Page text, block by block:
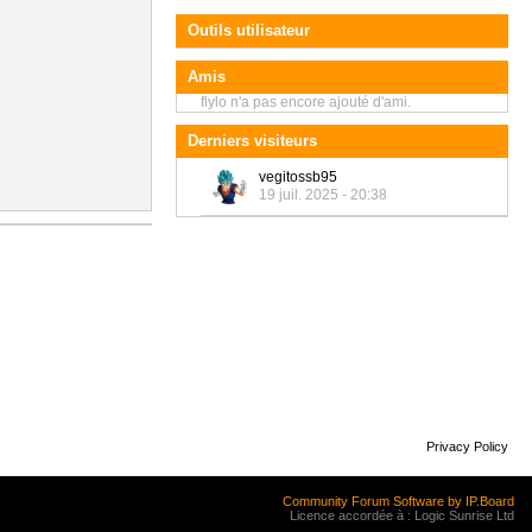
Outils utilisateur
Amis
flylo n'a pas encore ajouté d'ami.
Derniers visiteurs
vegitossb95
19 juil. 2025 - 20:38
Privacy Policy
Community Forum Software by IP.Board
Licence accordée à : Logic Sunrise Ltd